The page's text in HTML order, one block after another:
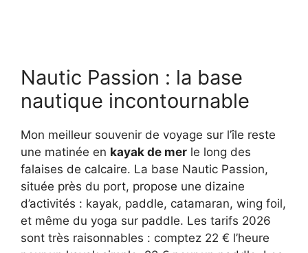
Nautic Passion : la base
nautique incontournable
Mon meilleur souvenir de voyage sur l’île reste
une matinée en kayak de mer le long des
falaises de calcaire. La base Nautic Passion,
située près du port, propose une dizaine
d’activités : kayak, paddle, catamaran, wing foil,
et même du yoga sur paddle. Les tarifs 2026
sont très raisonnables : comptez 22 € l’heure